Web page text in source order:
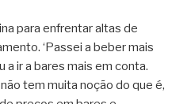
para enfrentar altas de
‘Passei a beber mais
a ir a bares mais em conta.
tem muita noção do que é,